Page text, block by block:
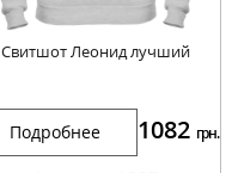
Свитшот Леонид лучший
Подробнее 1082 грн.